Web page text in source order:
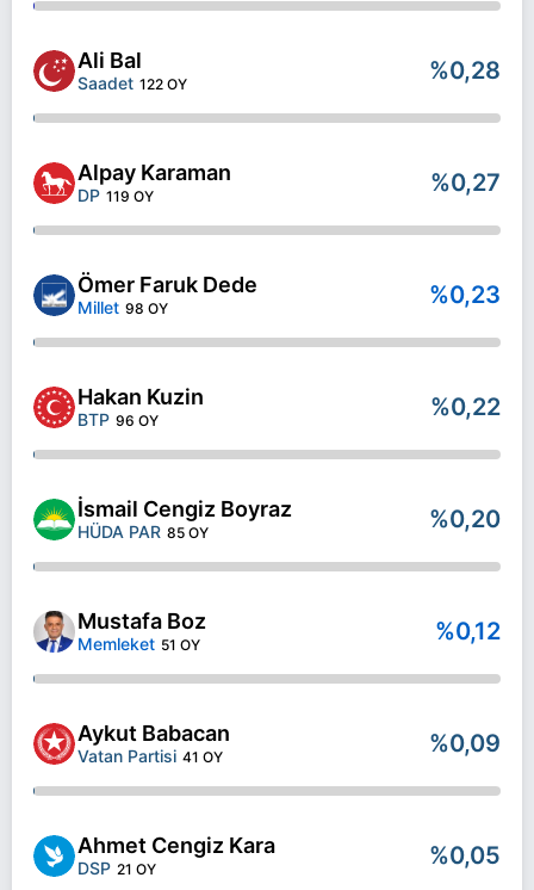
Ali Bal
Saadet 122 OY %0,28
Alpay Karaman
DP 119 OY %0,27
Ömer Faruk Dede
Millet 98 OY %0,23
Hakan Kuzin
BTP 96 OY %0,22
İsmail Cengiz Boyraz
HÜDA PAR 85 OY %0,20
Mustafa Boz
Memleket 51 OY %0,12
Aykut Babacan
Vatan Partisi 41 OY %0,09
Ahmet Cengiz Kara
DSP 21 OY %0,05